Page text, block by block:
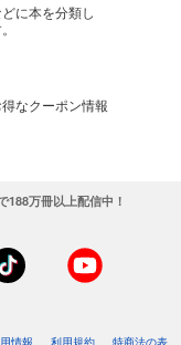
に本を分類し
なクーポン情報
188万冊以上配信中！